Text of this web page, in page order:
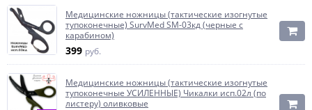
Медицинские ножницы (тактические изогнутые
тупоконечные) SurvMed SM-03кд (черные с
карабином)
399 руб.
Медицинские ножницы (тактические изогнутые
тупоконечные УСИЛЕННЫЕ) Чикалки исп.02л (по
листеру) оливковые